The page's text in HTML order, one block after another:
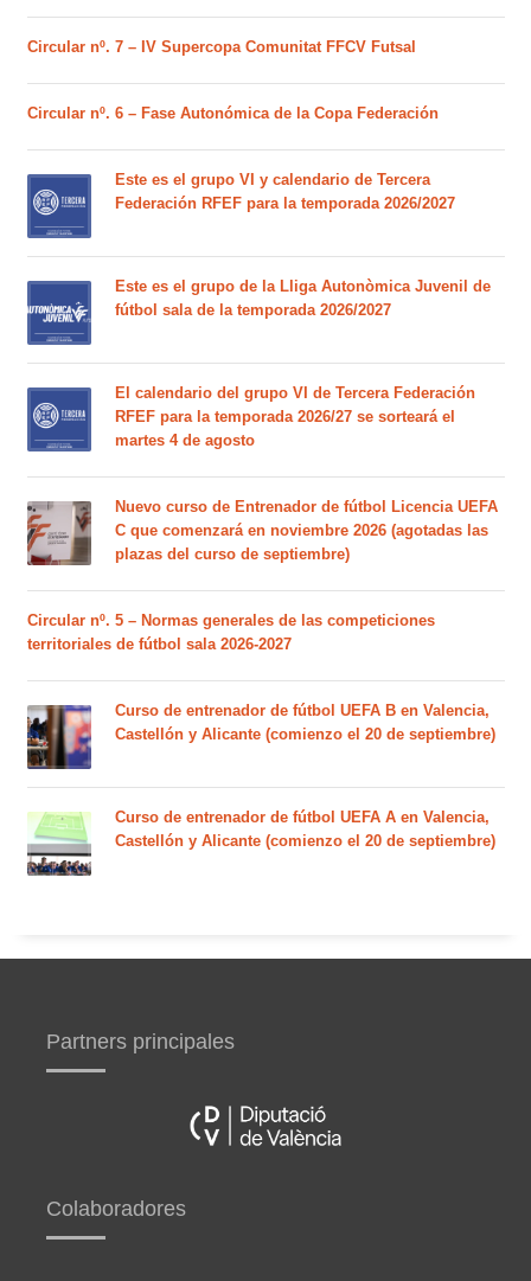
Circular nº. 7 – IV Supercopa Comunitat FFCV Futsal
Circular nº. 6 – Fase Autonómica de la Copa Federación
Este es el grupo VI y calendario de Tercera
Federación RFEF para la temporada 2026/2027
Este es el grupo de la Lliga Autonòmica Juvenil de
fútbol sala de la temporada 2026/2027
El calendario del grupo VI de Tercera Federación
RFEF para la temporada 2026/27 se sorteará el
martes 4 de agosto
Nuevo curso de Entrenador de fútbol Licencia UEFA
C que comenzará en noviembre 2026 (agotadas las
plazas del curso de septiembre)
Circular nº. 5 – Normas generales de las competiciones
territoriales de fútbol sala 2026-2027
Curso de entrenador de fútbol UEFA B en Valencia,
Castellón y Alicante (comienzo el 20 de septiembre)
Curso de entrenador de fútbol UEFA A en Valencia,
Castellón y Alicante (comienzo el 20 de septiembre)
Partners principales
Colaboradores